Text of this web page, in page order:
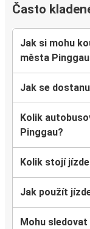
Často
Jak si mohu
města
Jak se
Kolik
Pinggau?
Kolik stojí
Jak použít
Mohu